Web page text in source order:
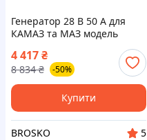
Генератор 28 В 50 A для
КАМАЗ та МАЗ модель
надійної роботи автомобіля
4 417₴
8 834 ₴ -50%
Купити
BROSKO
5